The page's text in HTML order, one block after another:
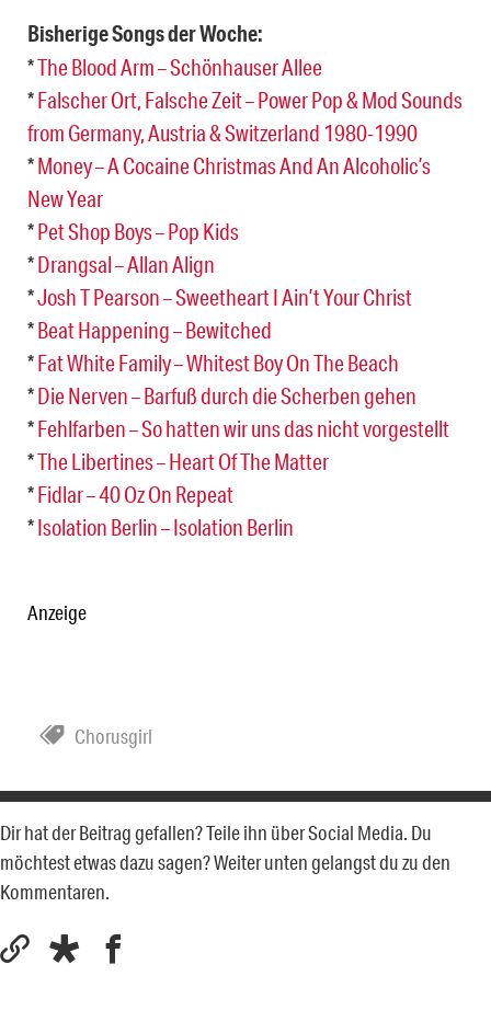
Bisherige Songs der Woche:
*The Blood Arm – Schönhauser Allee
*Falscher Ort, Falsche Zeit – Power Pop & Mod Sounds
from Germany, Austria & Switzerland 1980-1990
*Money – A Cocaine Christmas And An Alcoholic’s
New Year
*Pet Shop Boys – Pop Kids
*Drangsal – Allan Align
*Josh T Pearson – Sweetheart I Ain’t Your Christ
*Beat Happening – Bewitched
*Fat White Family – Whitest Boy On The Beach
*Die Nerven – Barfuß durch die Scherben gehen
*Fehlfarben – So hatten wir uns das nicht vorgestellt
*The Libertines – Heart Of The Matter
*Fidlar – 40 Oz On Repeat
*Isolation Berlin – Isolation Berlin
Anzeige
Chorusgirl
Dir hat der Beitrag gefallen? Teile ihn über Social Media. Du
möchtest etwas dazu sagen? Weiter unten gelangst du zu den
Kommentaren.